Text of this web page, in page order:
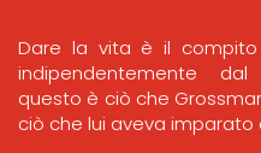
Dare la vita è il
indipendentemente
questo è ciò che
ciò che lui aveva imparato